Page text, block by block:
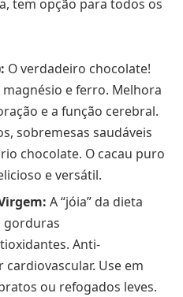
tem opção para todos os
O verdadeiro chocolate!
e ferro. Melhora
e a função cerebral.
sobremesas saudáveis
chocolate. O cacau puro
e versátil.
A “jóia” da dieta
gorduras
Anti-
Use em
ou refogados leves.